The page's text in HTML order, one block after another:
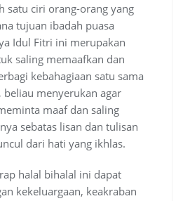
satu ciri orang-orang yang
tujuan ibadah puasa
Idul Fitri ini merupakan
saling memaafkan dan
kebahagiaan satu sama
menyerukan agar
maaf dan saling
sebatas lisan dan tulisan
dari hati yang ikhlas.
halal bihalal ini dapat
kekeluargaan, keakraban